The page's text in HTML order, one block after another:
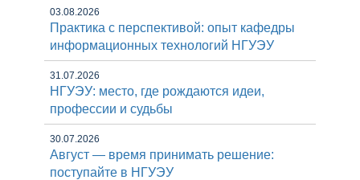
03.08.2026
Практика с перспективой: опыт кафедры
информационных технологий НГУЭУ
31.07.2026
НГУЭУ: место, где рождаются идеи,
профессии и судьбы
30.07.2026
Август — время принимать решение:
поступайте в НГУЭУ